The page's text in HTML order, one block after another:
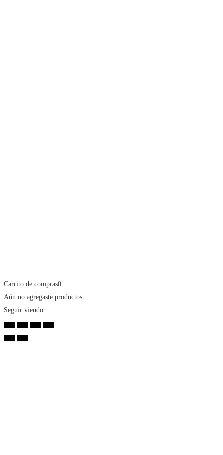
Carrito de compras0
Aún no agregaste productos.
Seguir viendo